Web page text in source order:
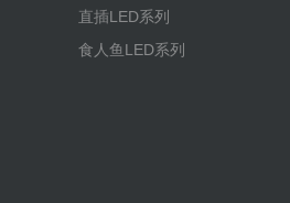
直插LED系列
食人鱼LED系列